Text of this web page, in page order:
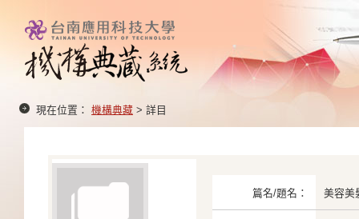
現在位置： 機構典藏 > 詳目
篇名/題名： 美容美